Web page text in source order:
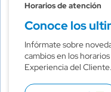
Horarios de atención
Conoce los
Infórmate sobre
cambios en los
Experiencia del Cliente.